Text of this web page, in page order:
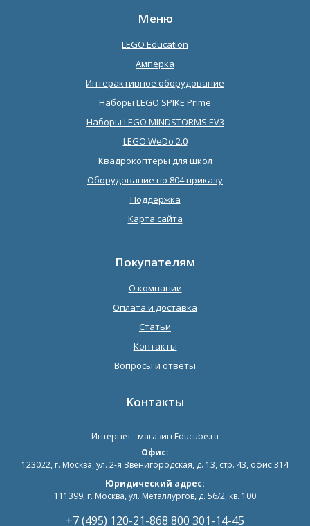
Меню
LEGO Education
Амперка
Интерактивное оборудование
Наборы LEGO SPIKE Prime
Наборы LEGO MINDSTORMS EV3
LEGO WeDo 2.0
Квадрокоптеры для школ
Оборудование по 804 приказу
Поддержка
Карта сайта
Покупателям
О компании
Оплата и доставка
Статьи
Контакты
Вопросы и ответы
Контакты
Интернет - магазин Educube.ru
Офис:
123022, г. Москва, ул. 2-я Звенигородская, д. 13, стр. 43, офис 314
Юридический адрес:
111399, г. Москва, ул. Металлургов, д. 56/2, кв. 100
+7 (495) 120-21-868 800 301-14-45